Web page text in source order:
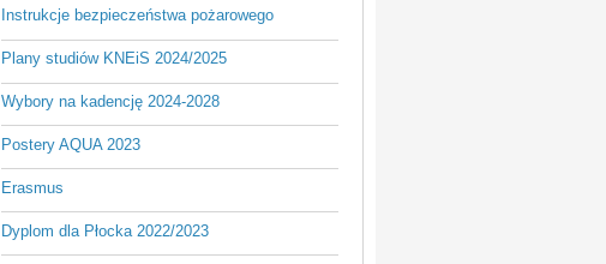
Instrukcje bezpieczeństwa pożarowego
Plany studiów KNEiS 2024/2025
Wybory na kadencję 2024-2028
Postery AQUA 2023
Erasmus
Dyplom dla Płocka 2022/2023